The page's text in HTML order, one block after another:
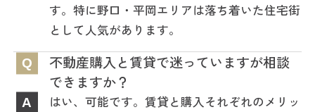
す。特に野口・平岡エリアは落ち着いた住宅街
として人気があります。
Q
不動産購入と賃貸で迷っていますが相談
できますか？
A
はい、可能です。賃貸と購入それぞれのメリッ